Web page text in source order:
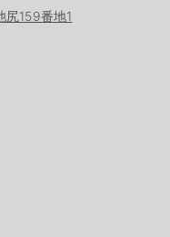
尻159番地1